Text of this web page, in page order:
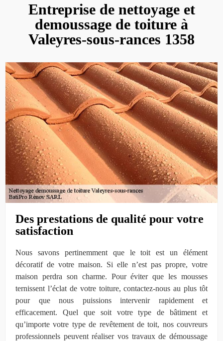
Entreprise de nettoyage et
demoussage de toiture à
Valeyres-sous-rances 1358
Des prestations de qualité pour votre
satisfaction
Nous savons pertinemment que le toit est un élément
décoratif de votre maison. Si elle n’est pas propre, votre
maison perdra son charme. Pour éviter que les mousses
ternissent l’éclat de votre toiture, contactez-nous au plus tôt
pour que nous puissions intervenir rapidement et
efficacement. Quel que soit votre type de bâtiment et
qu’importe votre type de revêtement de toit, nos couvreurs
professionnels peuvent réaliser vos travaux de démoussage